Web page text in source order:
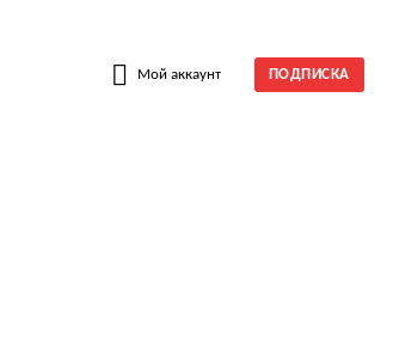
Мой аккаунт ПОДПИСКА